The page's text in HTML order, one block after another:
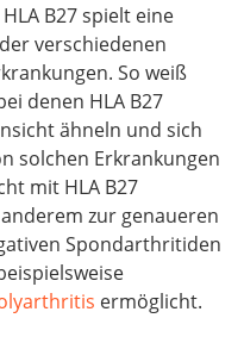
B27 spielt eine
verschiedenen
So weiß
denen HLA B27
ähneln und sich
solchen Erkrankungen
mit HLA B27
zur genaueren
Spondarthritiden
ermöglicht.